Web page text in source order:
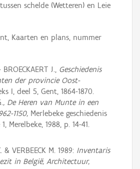
schelde (Wetteren) en Leie
Kaarten en plans, nummer
J., Geschiedenis
der provincie Oost-
I, deel 5, Gent, 1864-1870.
, De Heren van Munte in een
1150, Merlebeke geschiedenis
Merelbeke, 1988, p. 14-41.
& VERBEECK M. 1989: Inventaris
in België, Architectuur,